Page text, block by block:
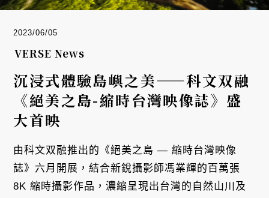
2023/06/05
VERSE News
沉浸式體驗島嶼之美——科文双融
《絕美之島-縮時台灣映像誌》盛
大首映
由科文双融推出的《絕美之島 — 縮時台灣映像
誌》六月開展，結合新銳攝影師馮業輝的百萬張
8K 縮時攝影作品，濃縮呈現出台灣的自然山川及